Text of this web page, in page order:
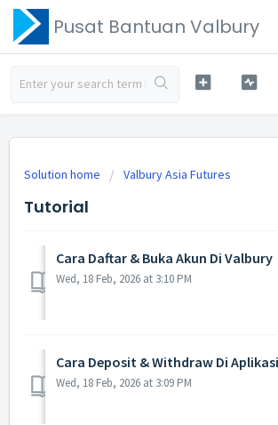
Pusat Bantuan Valbury
Solution home Valbury Asia Futures
Tutorial
Cara Daftar & Buka Akun Di Valbury
Wed, 18 Feb, 2026 at 3:10 PM
Cara Deposit & Withdraw Di
Wed, 18 Feb, 2026 at 3:09 PM